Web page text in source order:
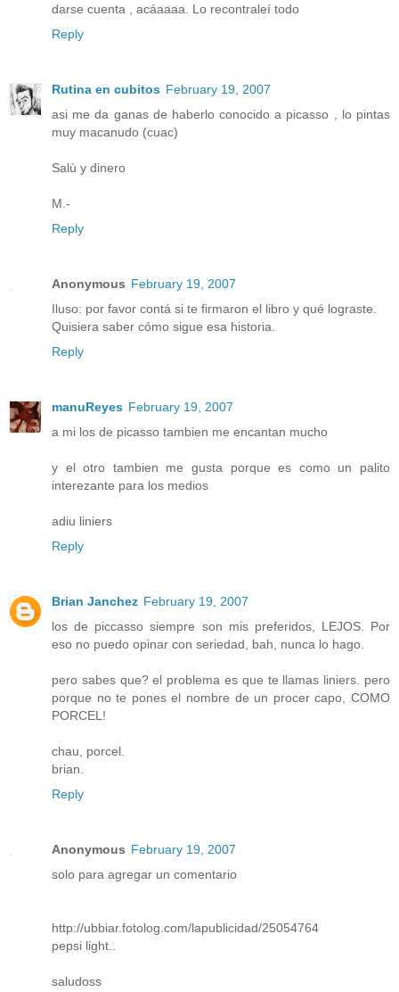
darse cuenta , acáaaaa. Lo recontraleí todo
Reply
Rutina en cubitos February 19, 2007
asi me da ganas de haberlo conocido a picasso , lo pintas
muy macanudo (cuac)
Salù y dinero
M.-
Reply
Anonymous February 19, 2007
Iluso: por favor contá si te firmaron el libro y qué lograste.
Quisiera saber cómo sigue esa historia.
Reply
manuReyes February 19, 2007
a mi los de picasso tambien me encantan mucho
y el otro tambien me gusta porque es como un palito
interezante para los medios
adiu liniers
Reply
Brian Janchez February 19, 2007
los de piccasso siempre son mis preferidos, LEJOS. Por
eso no puedo opinar con seriedad, bah, nunca lo hago.
pero sabes que? el problema es que te llamas liniers. pero
porque no te pones el nombre de un procer capo, COMO
PORCEL!
chau, porcel.
brian.
Reply
Anonymous February 19, 2007
solo para agregar un comentario
http://ubbiar.fotolog.com/lapublicidad/25054764
pepsi light..
saludoss